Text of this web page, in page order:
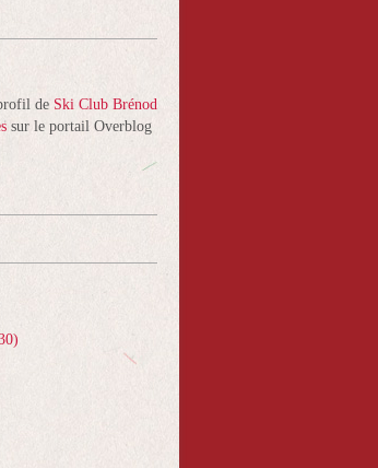
de Ski Club Brénod
sur le portail Overblog